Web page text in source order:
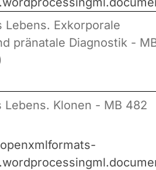
Lebens. Exkorporale
pränatale Diagnostik -
Lebens. Klonen - MB 482